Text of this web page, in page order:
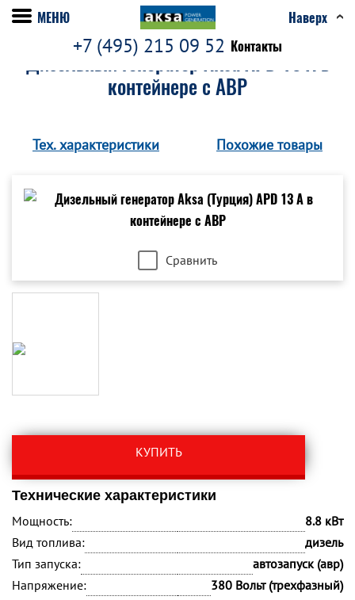
+7 (495) 215 09 52 Контакты
МЕНЮ Наверх
Дизельный генератор Aksa APD 13 A в
контейнере с АВР
Тех. характеристики Похожие товары
Сравнить
КУПИТЬ
Технические характеристики
Мощность:
8.8 кВт
Вид топлива:
дизель
Тип запуска:
автозапуск (авр)
Напряжение:
380 Вольт (трехфазный)